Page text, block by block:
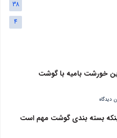
38
4
خورشت بامیه با گوشت
دیدگاه